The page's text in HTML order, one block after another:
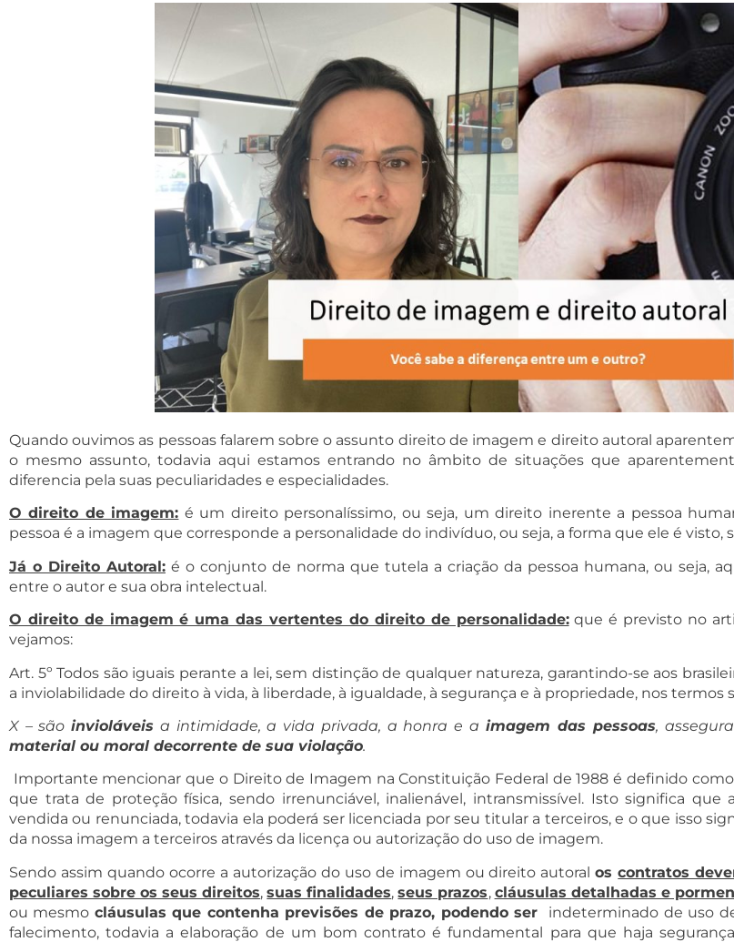
Quando ouvimos as pessoas falarem sobre o assunto direito de imagem e direito autoral
o mesmo assunto, todavia aqui estamos entrando no âmbito de situações que
diferencia pela suas peculiaridades e especialidades.
O direito de imagem: é um direito personalíssimo, ou seja, um direito inerente a pessoa
pessoa é a imagem que corresponde a personalidade do indivíduo, ou seja, a forma que ele é visto,
Já o Direito Autoral: é o conjunto de norma que tutela a criação da pessoa humana, ou seja,
entre o autor e sua obra intelectual.
O direito de imagem é uma das vertentes do direito de personalidade:que é previsto no
vejamos:
Art. 5º Todos são iguais perante a lei, sem distinção de qualquer natureza, garantindo-se aos
a inviolabilidade do direito à vida, à liberdade, à igualdade, à segurança e à propriedade, nos termos
X – sãoinvioláveis a intimidade, a vida privada, a honra e a imagem das pessoas,
material ou moral decorrente de sua violação.
Importante mencionar que o Direito de Imagem na Constituição Federal de 1988 é definido
que trata de proteção física, sendo irrenunciável, inalienável, intransmissível. Isto significa que
vendida ou renunciada, todavia ela poderá ser licenciada por seu titular a terceiros, e o que isso
da nossa imagem a terceiros através da licença ou autorização do uso de imagem.
Sendo assim quando ocorre a autorização do uso de imagem ou direito autoraloscontratos
peculiares sobre os seus direitos,suas finalidades,seus prazos, cláusulas detalhadas e
ou mesmo cláusulas que contenha previsões de prazo, podendo ser
indeterminado de uso
falecimento, todavia a elaboração de um bom contrato é fundamental para que haja